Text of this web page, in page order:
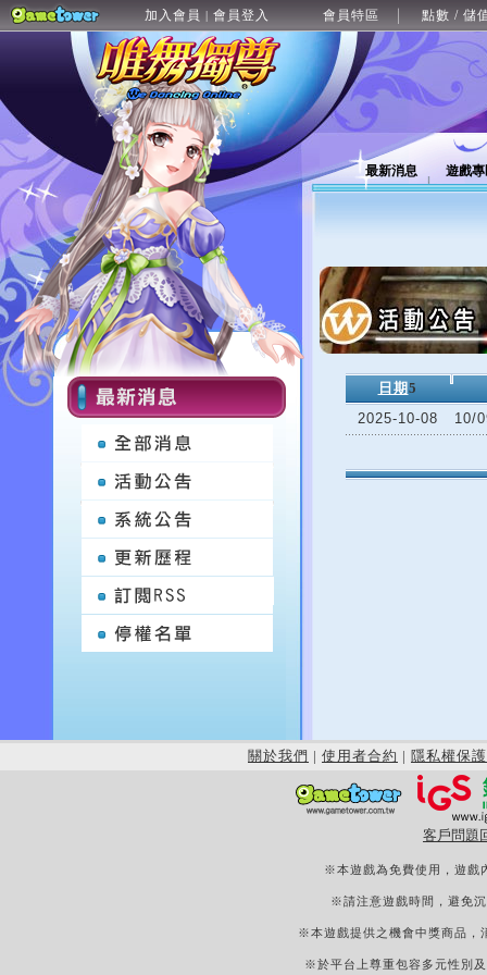
加入會員 | 會員登入 會員特區 點數 / 儲
最新消息 遊戲
日期 5
2025-10-08
10/
關於我們 | 使用者合約 | 隱私權保護
客戶問題
※本遊戲為免費使用，遊戲
※請注意遊戲時間，避免
※本遊戲提供之機會中獎商品，
※於平台上尊重包容多元性別